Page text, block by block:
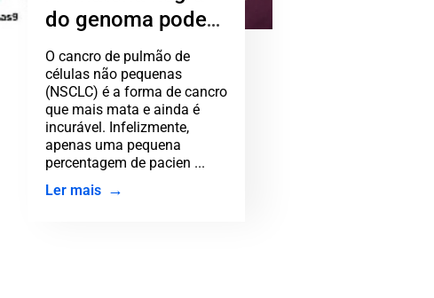
do genoma pode
ajudar a curar o
cancro
O cancro de pulmão de
células não pequenas
(NSCLC) é a forma de cancro
que mais mata e ainda é
incurável. Infelizmente,
apenas uma pequena
percentagem de pacien ...
Ler mais